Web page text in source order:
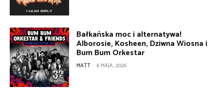
Bałkańska moc i alternatywa!
Alborosie, Kosheen, Dziwna Wiosna i
Bum Bum Orkestar
MATT - 6 MAJA, 2026